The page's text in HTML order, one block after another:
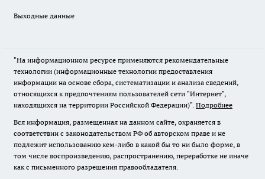
Выходные данные
"На информационном ресурсе применяются рекомендательные
технологии (информационные технологии предоставления
информации на основе сбора, систематизации и анализа сведений,
относящихся к предпочтениям пользователей сети "Интернет",
находящихся на территории Российской Федерации)". Подробнее
Вся информация, размещенная на данном сайте, охраняется в
соответствии с законодательством РФ об авторском праве и не
подлежит использованию кем-либо в какой бы то ни было форме, в
том числе воспроизведению, распространению, переработке не иначе
как с письменного разрешения правообладателя.